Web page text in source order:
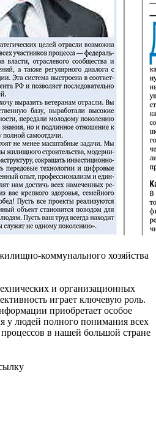
коммунального хозяйства
и организационных
играет ключевую роль.
приобретает особое
у людей полного понимания всех
в нашей большой стране